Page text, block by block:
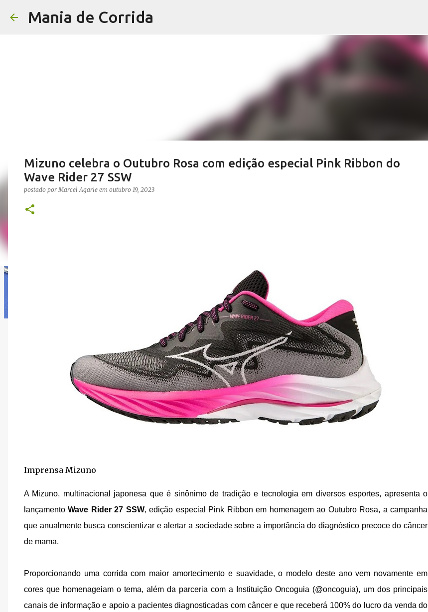
Mania de Corrida
Mizuno celebra o Outubro Rosa com edição especial Pink Ribbon do
Wave Rider 27 SSW
postado porMarcel Agarie em outubro 19, 2023
Imprensa Mizuno
A Mizuno, multinacional japonesa que é sinônimo de tradição e tecnologia em diversos esportes, apresenta o
lançamentoWave Rider 27 SSW, edição especial Pink Ribbon em homenagem ao Outubro Rosa, a campanha
que anualmente busca conscientizar e alertar a sociedade sobre a importância do diagnóstico precoce do câncer
de mama.
Proporcionando uma corrida com maior amortecimento e suavidade, o modelo deste ano vem novamente em
cores que homenageiam o tema, além da parceria com a Instituição Oncoguia (@oncoguia), um dos principais
canais de informação e apoio a pacientes diagnosticadas com câncer e que receberá 100% do lucro da venda do